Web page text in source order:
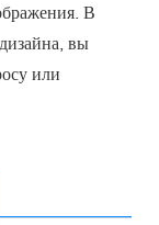
В
вы
или